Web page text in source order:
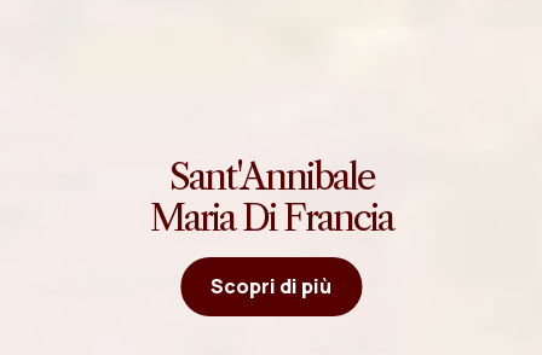
Sant'Annibale
Maria Di Francia
Scopri di più